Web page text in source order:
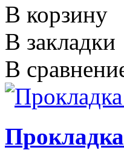
В корзину
В закладки
В